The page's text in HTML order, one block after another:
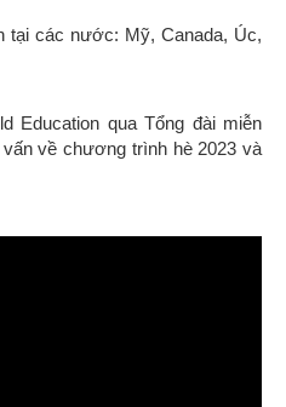
các nước: Mỹ, Canada, Úc,
Education qua Tổng đài miễn
về chương trình hè 2023 và